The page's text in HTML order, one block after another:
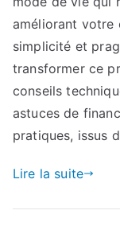
améliorant votre
simplicité et
transformer ce
conseils
astuces de
pratiques, issus
Lire la suite